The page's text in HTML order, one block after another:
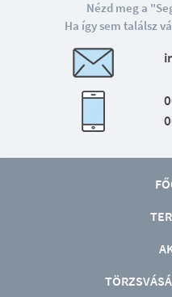
Nézd meg a
Ha így sem találsz